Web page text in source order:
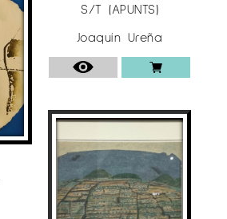
S/T (APUNTS)
Joaquín Ureña